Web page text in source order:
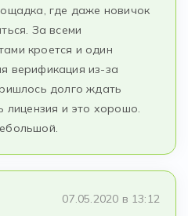
где даже новичок
За всеми
кроется и один
верификация из-за
долго ждать
лицензия и это хорошо.
07.05.2020 в 13:12